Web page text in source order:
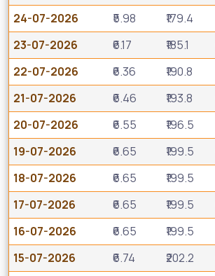
24-07-2026
₹5.98 ₹179.4
23-07-2026
₹6.17 ₹185.1
22-07-2026
₹6.36 ₹190.8
21-07-2026
₹6.46 ₹193.8
20-07-2026
₹6.55 ₹196.5
19-07-2026
₹6.65 ₹199.5
18-07-2026
₹6.65 ₹199.5
17-07-2026
₹6.65 ₹199.5
16-07-2026
₹6.65 ₹199.5
15-07-2026
₹6.74 ₹202.2